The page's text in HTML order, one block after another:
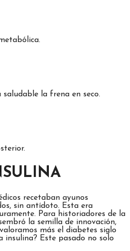
la frena en seco.
recetaban ayunos
sin antídoto. Esta era
Para historiadores de la
la semilla de innovación,
más el diabetes siglo
insulina? Este pasado no solo